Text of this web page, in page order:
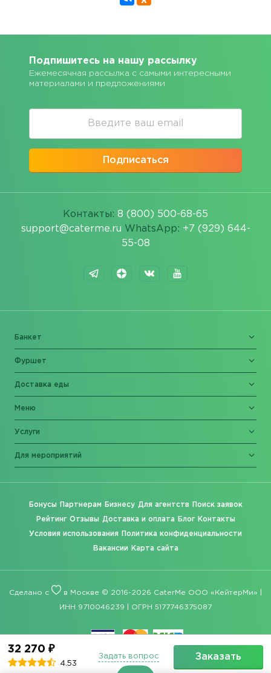
32 270 ₽
4.53
Заказать
Задать вопрос
Подпишитесь на нашу рассылку
Ежемесячная рассылка с самыми интересными
материалами и предложениями
Подписаться
Контакты: 8 (800) 500-68-65
support@caterme.ru WhatsApp: +7 (929) 644-
55-08
Банкет
Фуршет
Доставка еды
Меню
Услуги
Для мероприятий
Бонусы Партнерам Бизнесу Для агентств Поиск заявок
Рейтинг Отзывы Доставка и оплата Блог Контакты
Условия использования Политика конфиденциальности
Вакансии Карта сайта
Сделано с в Москве © 2016-2026 CaterMe ООО «КейтерМи» |
ИНН 9710046239 | ОГРН 5177746375087